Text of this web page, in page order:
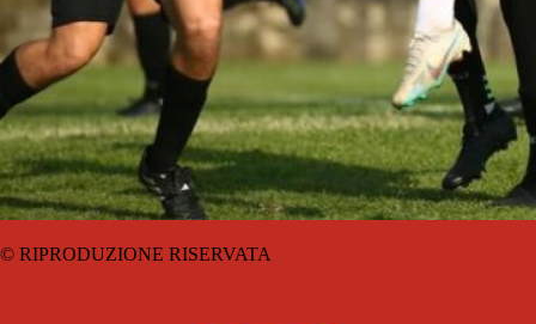
© RIPRODUZIONE RISERVATA